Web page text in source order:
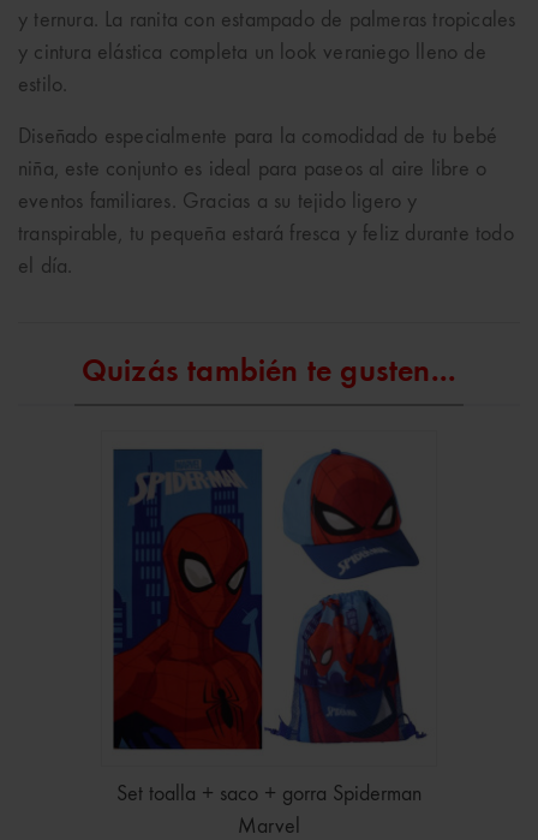
y ternura. La ranita con estampado de palmeras tropicales
y cintura elástica completa un look veraniego lleno de
estilo.
Diseñado especialmente para la comodidad de tu bebé
niña, este conjunto es ideal para paseos al aire libre o
eventos familiares. Gracias a su tejido ligero y
transpirable, tu pequeña estará fresca y feliz durante todo
el día.
Quizás también te gusten...
Set toalla + saco + gorra Spiderman
Marvel